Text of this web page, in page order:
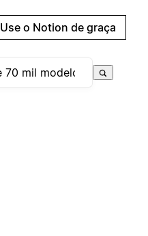
Use o Notion de graça